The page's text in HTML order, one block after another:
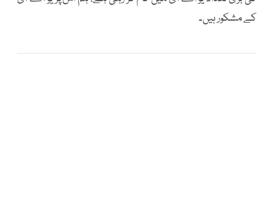
کے مشکور ہیں۔